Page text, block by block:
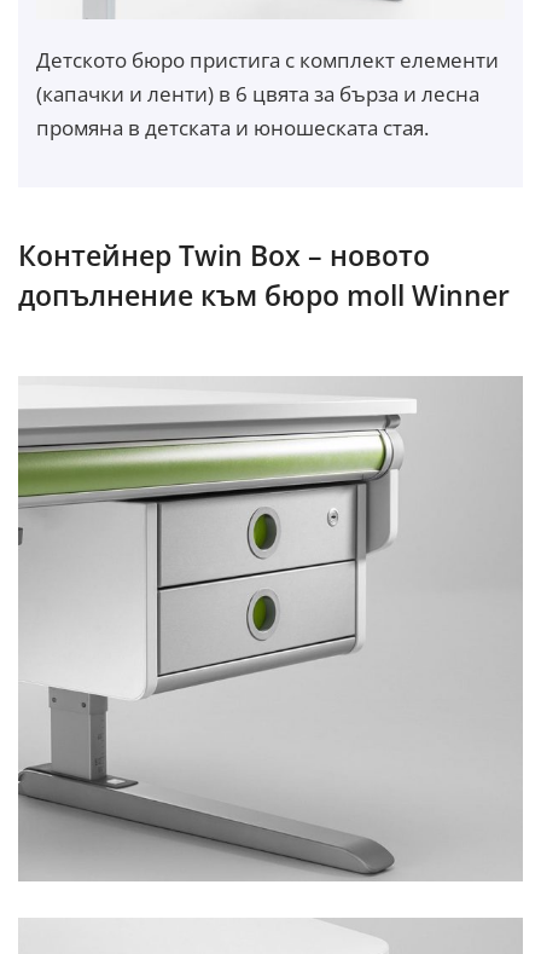
Детското бюро пристига с комплект елементи
(капачки и ленти) в 6 цвята за бърза и лесна
промяна в детската и юношеската стая.
Контейнер Twin Box – новото
допълнение към бюро moll Winner